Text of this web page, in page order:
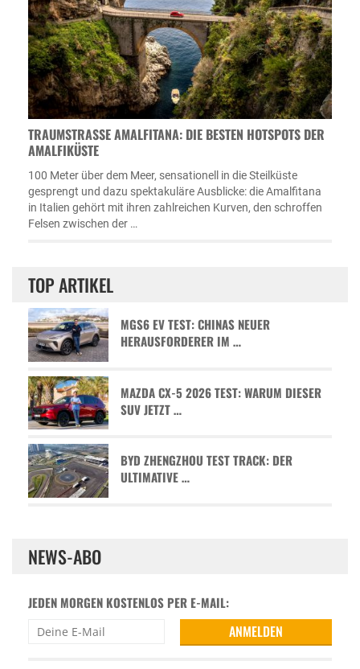
TRAUMSTRASSE AMALFITANA: DIE BESTEN HOTSPOTS DER A
MALFIKÜSTE
100 Meter über dem Meer, sensationell in die Steilküste
gesprengt und dazu spektakuläre Ausblicke: die Amalfitana
in Italien gehört mit ihren zahlreichen Kurven, den schroffen
Felsen zwischen der …
TOP ARTIKEL
MGS6 EV TEST: CHINAS NEUER
HERAUSFORDERER IM …
MAZDA CX-5 2026 TEST: WARUM DIESER
SUV JETZT …
BYD ZHENGZHOU TEST TRACK: DER
ULTIMATIVE …
NEWS-ABO
JEDEN MORGEN KOSTENLOS PER E-MAIL: